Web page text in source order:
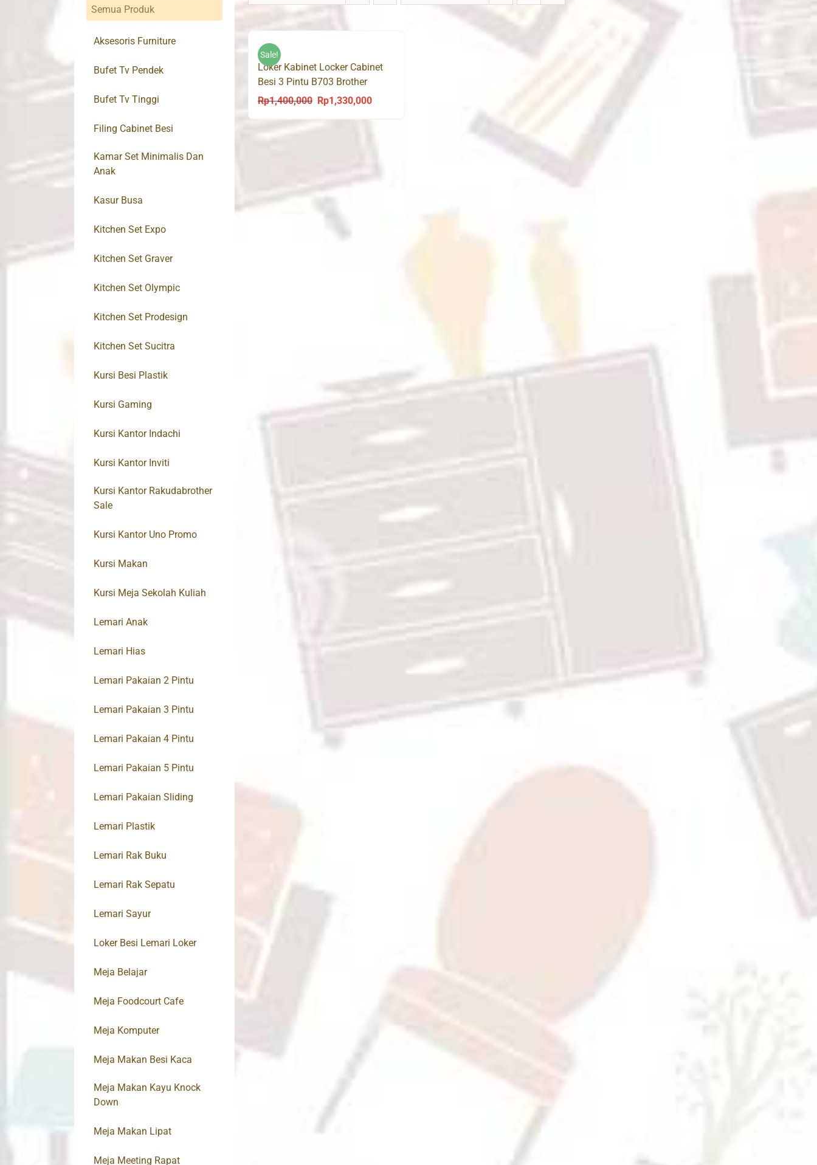
Sale!
Loker Kabinet Locker Cabinet
Besi 3 Pintu B703 Brother
Rp1,400,000
Original
Rp1,330,000Current
Semua Produk
Aksesoris Furniture
Bufet Tv Pendek
Bufet Tv Tinggi
Filing Cabinet Besi
Kamar Set Minimalis Dan
Anak
Kasur Busa
Kitchen Set Expo
Kitchen Set Graver
Kitchen Set Olympic
Kitchen Set Prodesign
Kitchen Set Sucitra
Kursi Besi Plastik
Kursi Gaming
Kursi Kantor Indachi
Kursi Kantor Inviti
Kursi Kantor Rakudabrother
Sale
Kursi Kantor Uno Promo
Kursi Makan
Kursi Meja Sekolah Kuliah
Lemari Anak
Lemari Hias
Lemari Pakaian 2 Pintu
Lemari Pakaian 3 Pintu
Lemari Pakaian 4 Pintu
Lemari Pakaian 5 Pintu
Lemari Pakaian Sliding
Lemari Plastik
Lemari Rak Buku
Lemari Rak Sepatu
Lemari Sayur
Loker Besi Lemari Loker
Meja Belajar
Meja Foodcourt Cafe
Meja Komputer
Meja Makan Besi Kaca
Meja Makan Kayu Knock
Down
Meja Makan Lipat
Meja Meeting Rapat